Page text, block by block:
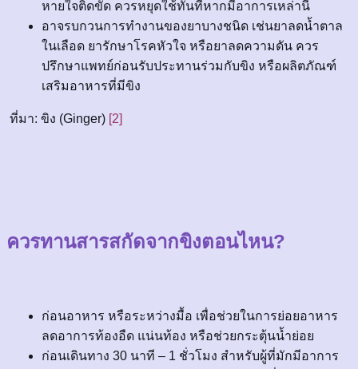
หายใจติดขัด ควรหยุดใช้ทันทีหากมีอาการเหล่านี้
อาจรบกวนการทำงานของยาบางชนิด เช่นยาลดน้ำตาล
ในเลือด ยารักษาโรคหัวใจ หรือยาลดความดัน ควร
ปรึกษาแพทย์ก่อนรับประทานร่วมกับขิง หรือผลิตภัณฑ์
เสริมอาหารที่มีขิง
ที่มา: ขิง (Ginger) [2]
ควรทานสารสกัดจากขิงตอนไหน?
ก่อนอาหาร หรือระหว่างมื้อ เพื่อช่วยในการย่อยอาหาร
ลดอาการท้องอืด แน่นท้อง หรือช่วยกระตุ้นน้ำย่อย
ก่อนเดินทาง 30 นาที – 1 ชั่วโมง สำหรับผู้ที่มักมีอาการ